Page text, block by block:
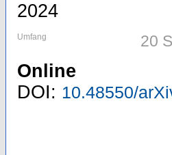
2024
Umfang 20
Online
DOI: 10.48550/